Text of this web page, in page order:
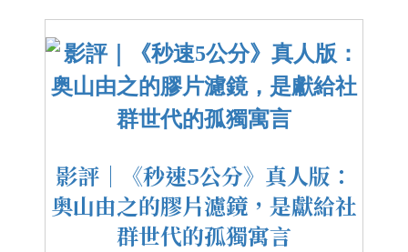
影評｜《秒速5公分》真人版：
奥山由之的膠片濾鏡，是獻給社
群世代的孤獨寓言